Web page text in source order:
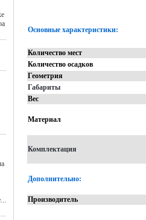
Основные характеристики:
Количество мест
Количество осадков
Геометрия
Габариты
Вес
Материал
Комплектация
Дополнительно:
Производитель